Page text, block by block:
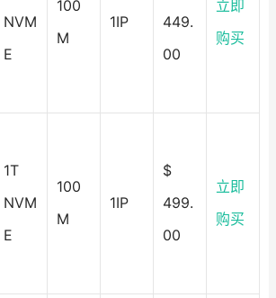
NVM
E
100
M
1IP
449.
00
立即
购买
1T
NVM
E
100
M
1IP
$
499.
00
立即
购买